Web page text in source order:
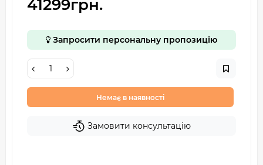
41299грн.
Запросити персональну пропозицію
Немає в наявності
Замовити консультацію